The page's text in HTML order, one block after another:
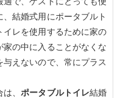
結婚式用にポータブルト
イレを使用するために家の
の中に入ることがなくな
えないので、常にプラス
、 ポータブルトイレ結婚